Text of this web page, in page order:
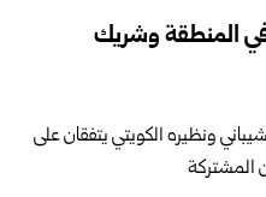
المنطقة وشريك